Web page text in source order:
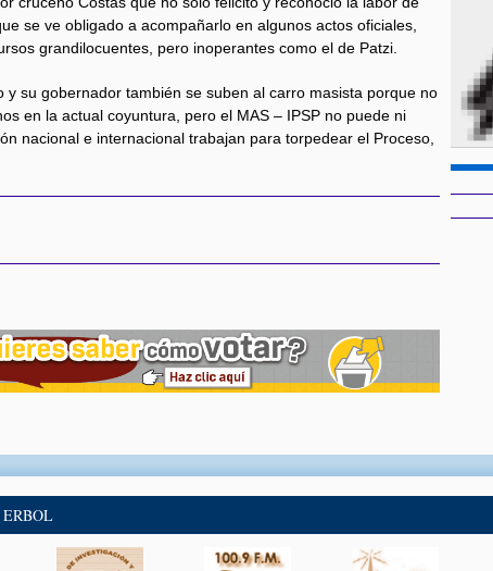
se ve obligado a acompañarlo en algunos actos oficiales,
grandilocuentes, pero inoperantes como el de Patzi.
y su gobernador también se suben al carro masista porque no
en la actual coyuntura, pero el MAS – IPSP no puede ni
nacional e internacional trabajan para torpedear el Proceso,